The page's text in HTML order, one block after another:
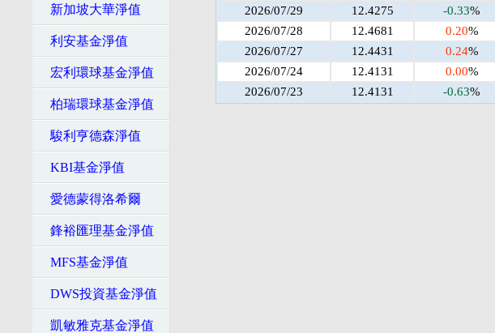
新加坡大華淨值
利安基金淨值
宏利環球基金淨值
柏瑞環球基金淨值
駿利亨德森淨值
KBI基金淨值
愛德蒙得洛希爾
鋒裕匯理基金淨值
MFS基金淨值
DWS投資基金淨值
凱敏雅克基金淨值
2026/07/29
12.4275 -0.33%
2026/07/28
12.4681 0.20%
2026/07/27
12.4431 0.24%
2026/07/24
12.4131 0.00%
2026/07/23
12.4131 -0.63%